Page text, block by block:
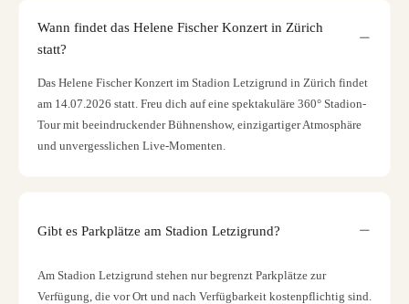
Wann findet das Helene Fischer Konzert in Zürich
statt?
Das Helene Fischer Konzert im Stadion Letzigrund in Zürich findet
am 14.07.2026 statt. Freu dich auf eine spektakuläre 360° Stadion-
Tour mit beeindruckender Bühnenshow, einzigartiger Atmosphäre
und unvergesslichen Live-Momenten.
Gibt es Parkplätze am Stadion Letzigrund?
Am Stadion Letzigrund stehen nur begrenzt Parkplätze zur
Verfügung, die vor Ort und nach Verfügbarkeit kostenpflichtig sind.